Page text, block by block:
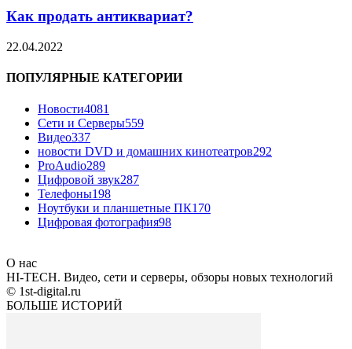
Как продать антиквариат?
22.04.2022
ПОПУЛЯРНЫЕ КАТЕГОРИИ
Новости4081
Сети и Серверы559
Видео337
новости DVD и домашних кинотеатров292
ProAudio289
Цифровой звук287
Телефоны198
Ноутбуки и планшетные ПК170
Цифровая фотография98
О нас
HI-TECH. Видео, сети и серверы, обзоры новых технологий
© 1st-digital.ru
БОЛЬШЕ ИСТОРИЙ